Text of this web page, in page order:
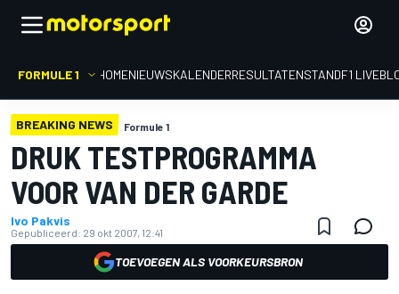
FORMULE 1 HOMENIEUWSKALENDERRESULTATENSTANDF1
BREAKING NEWS Formule 1
DRUK TESTPROGRAMMA
VOOR VAN DER GARDE
Ivo Pakvis
Gepubliceerd: 29 okt 2007, 12:41
TOEVOEGEN ALS VOORKEURSBRON